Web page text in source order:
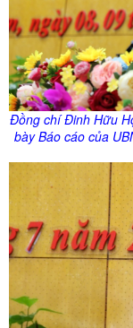
Đồng chí Đinh Hữu
bày Báo cáo của